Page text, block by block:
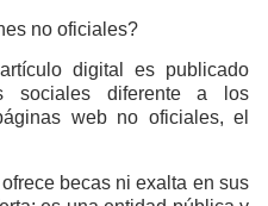
no oficiales?
digital es publicado
sociales diferente a los
web no oficiales, el
becas ni exalta en sus